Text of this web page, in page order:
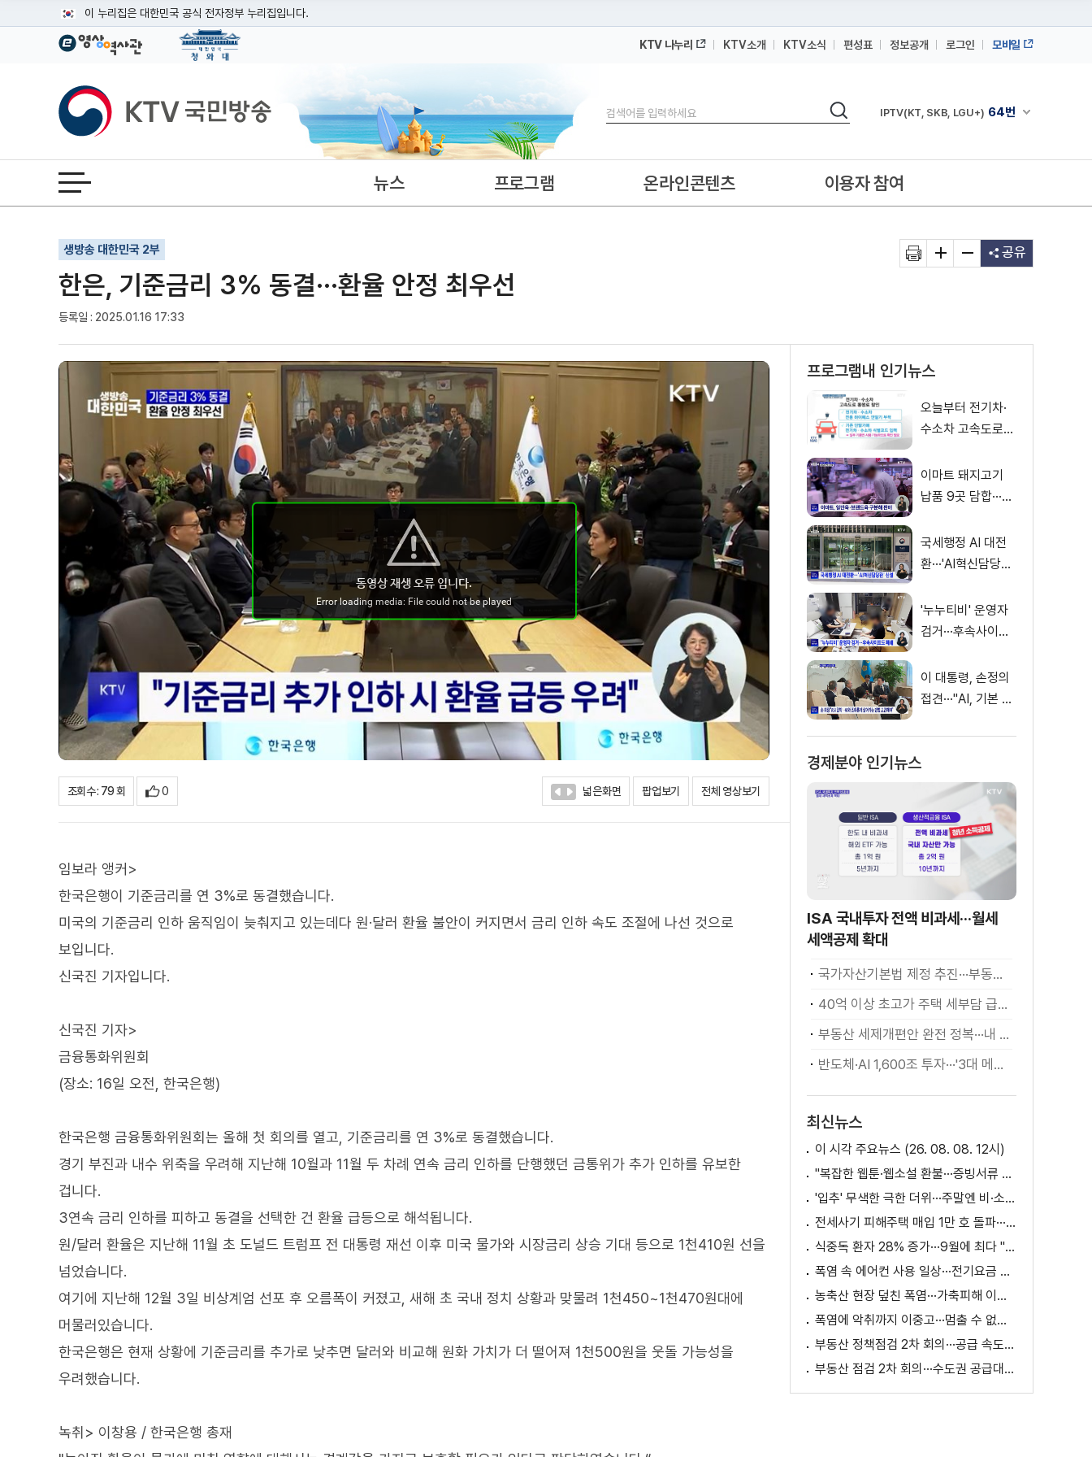
이 누리집은 대한민국 공식 전자정부 누리집입니다.
공식 누리집 주소 확인하기
이밖에 or.kr 또는 .kr등 다른 도메인 주소를 사용하고 있다면 아래 URL에서 도메인 주소를 확인해 보세요
운영중인 공식 누리집보기
KTV 나누리 KTV소개 KTV소식 편성표 정보공개 로그인 모바일
KTV국민방송
검색
검색 채널안내 펼쳐
IPTV(KT, SKB, LGU+) 64번
IPTV(KT, SKB, LGU+)
전체메뉴 열기 뉴스 프로그램 온라인콘텐츠 이용자 참여
생방송 대한민국 2부
한은, 기준금리 3% 동결···환율 안정 최우선
등록일 : 2025.01.16 17:33
기사인쇄
글자확대
글자축소 공유
조회수 : 79 회 0 넓은화면 팝업보기 전체 영상보기
임보라 앵커>
한국은행이 기준금리를 연 3%로 동결했습니다.
미국의 기준금리 인하 움직임이 늦춰지고 있는데다 원·달러 환율 불안이 커지면서 금리 인하 속도 조절에 나선 것으로
보입니다.
신국진 기자입니다.
신국진 기자>
금융통화위원회
(장소: 16일 오전, 한국은행)
한국은행 금융통화위원회는 올해 첫 회의를 열고, 기준금리를 연 3%로 동결했습니다.
경기 부진과 내수 위축을 우려해 지난해 10월과 11월 두 차례 연속 금리 인하를 단행했던 금통위가 추가 인하를 유보한
겁니다.
3연속 금리 인하를 피하고 동결을 선택한 건 환율 급등으로 해석됩니다.
원/달러 환율은 지난해 11월 초 도널드 트럼프 전 대통령 재선 이후 미국 물가와 시장금리 상승 기대 등으로 1천410원 선을
넘었습니다.
여기에 지난해 12월 3일 비상계엄 선포 후 오름폭이 커졌고, 새해 초 국내 정치 상황과 맞물려 1천450~1천470원대에
머물러있습니다.
한국은행은 현재 상황에 기준금리를 추가로 낮추면 달러와 비교해 원화 가치가 더 떨어져 1천500원을 웃돌 가능성을
우려했습니다.
녹취> 이창용 / 한국은행 총재
프로그램내 인기뉴스
오늘부터 전기차·
수소차 고속도로
이마트 돼지고기
납품 9곳 담합···과
국세행정 AI 대전
환···'AI혁신담당관'
'누누티비' 운영자
검거···후속사이트
이 대통령, 손정의
접견···"AI, 기본 인
경제분야 인기뉴스
ISA 국내투자 전액 비과세···월세
세액공제 확대
국가자산기본법 제정 추진···부동산·주식 등 통합 관리
40억 이상 초고가 주택 세부담 급증···실수요자 보호 강화
부동산 세제개편안 완전 정복···내 세금 어떻게 달라지나? [K-정책 사용법]
반도체·AI 1,600조 투자···'3대 메가프로젝트' 속도
최신뉴스
이 시각 주요뉴스 (26. 08. 08. 12시)
"복잡한 웹툰·웹소설 환불···증빙서류 요구까지"
'입추' 무색한 극한 더위···주말엔 비·소나기
전세사기 피해주택 매입 1만 호 돌파···피해 지원 속도
식중독 환자 28% 증가···9월에 최다 "입추 방심 금물"
폭염 속 에어컨 사용 일상···전기요금 줄이려면?
농축산 현장 덮친 폭염···가축피해 이틀 새 28만 마리↑
폭염에 악취까지 이중고···멈출 수 없는 필수노동
부동산 정책점검 2차 회의···공급 속도전 본격화하나
부동산 점검 2차 회의···수도권 공급대책 논의